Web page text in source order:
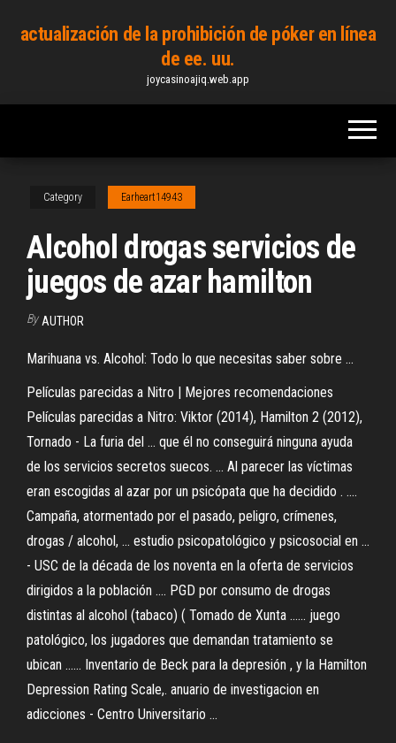
actualización de la prohibición de póker en línea
de ee. uu.
joycasinoajiq.web.app
Category Earheart14943
Alcohol drogas servicios de
juegos de azar hamilton
By AUTHOR
Marihuana vs. Alcohol: Todo lo que necesitas saber sobre ...
Películas parecidas a Nitro | Mejores recomendaciones
Películas parecidas a Nitro: Viktor (2014), Hamilton 2 (2012),
Tornado - La furia del ... que él no conseguirá ninguna ayuda
de los servicios secretos suecos. ... Al parecer las víctimas
eran escogidas al azar por un psicópata que ha decidido . ....
Campaña, atormentado por el pasado, peligro, crímenes,
drogas / alcohol, ... estudio psicopatológico y psicosocial en ...
- USC de la década de los noventa en la oferta de servicios
dirigidos a la población .... PGD por consumo de drogas
distintas al alcohol (tabaco) ( Tomado de Xunta ...... juego
patológico, los jugadores que demandan tratamiento se
ubican ...... Inventario de Beck para la depresión , y la Hamilton
Depression Rating Scale,. anuario de investigacion en
adicciones - Centro Universitario ...